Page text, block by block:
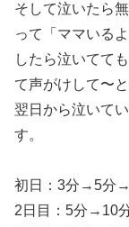
そして泣いたら
って「ママいる
したら泣いてて
て声がけして〜
翌日から泣いて
す。
初日：3分→5分
2日目：5分→10